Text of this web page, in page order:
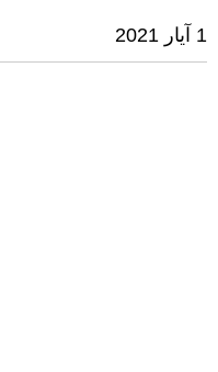
1 آيار 2021